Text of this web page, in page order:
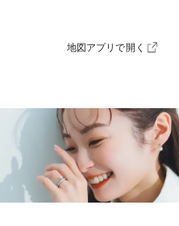
地図アプリで開く